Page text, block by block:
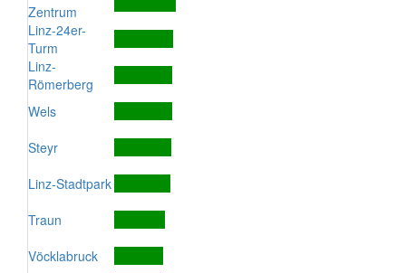
Zentrum
Linz-24er-
Turm
Linz-
Römerberg
Wels
Steyr
Linz-Stadtpark
Traun
Vöcklabruck